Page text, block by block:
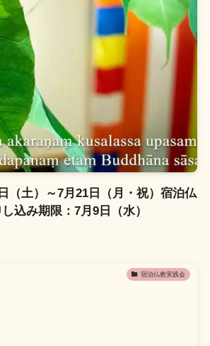
（土）～7月21日（月・祝）宿泊仏
込み期限：7月9日（水）
宿泊仏教実践会